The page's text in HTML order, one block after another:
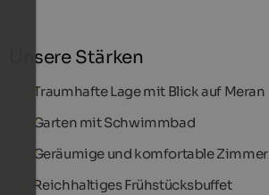
Unsere Stärken
Traumhafte Lage mit Blick auf Meran
Garten mit Schwimmbad
Geräumige und komfortable Zimmer
Reichhaltiges Frühstücksbuffet